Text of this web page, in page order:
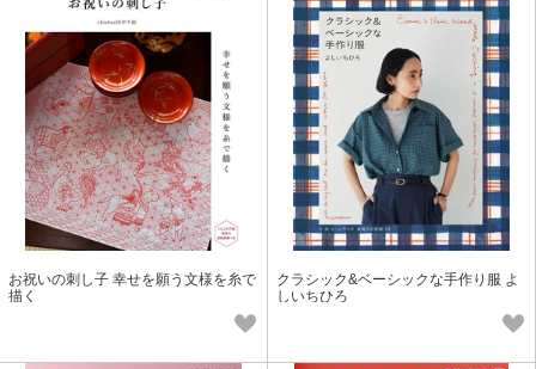
お祝いの刺し子 幸せを願う文様を糸で
描く
クラシック&ベーシックな手作り服 よ
しいちひろ